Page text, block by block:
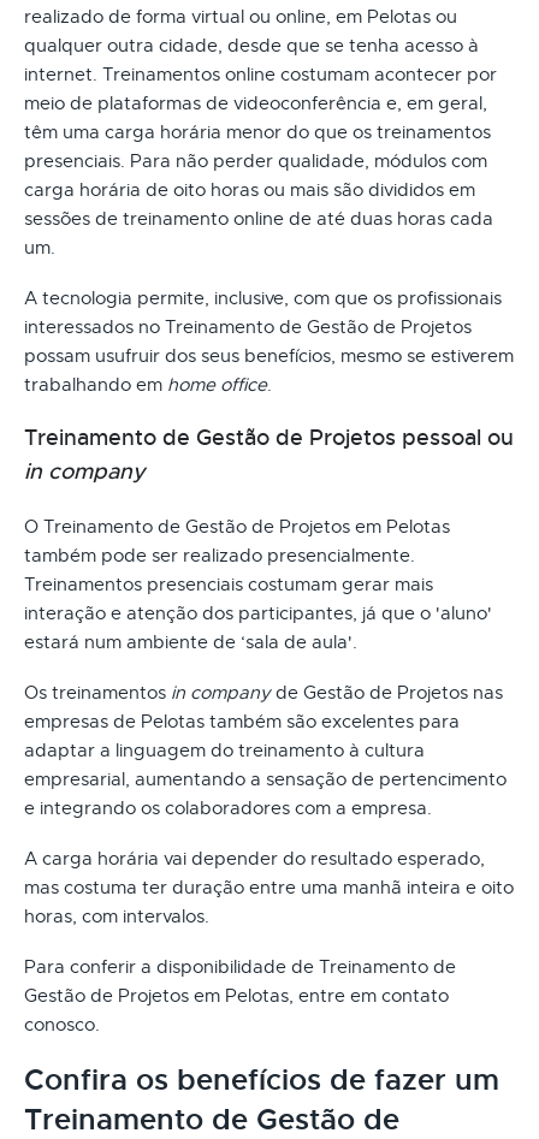
realizado de forma virtual ou online, em Pelotas ou
qualquer outra cidade, desde que se tenha acesso à
internet. Treinamentos online costumam acontecer por
meio de plataformas de videoconferência e, em geral,
têm uma carga horária menor do que os treinamentos
presenciais. Para não perder qualidade, módulos com
carga horária de oito horas ou mais são divididos em
sessões de treinamento online de até duas horas cada
um.
A tecnologia permite, inclusive, com que os profissionais
interessados no Treinamento de Gestão de Projetos
possam usufruir dos seus benefícios, mesmo se estiverem
trabalhando em home office.
Treinamento de Gestão de Projetos pessoal ou
in company
O Treinamento de Gestão de Projetos em Pelotas
também pode ser realizado presencialmente.
Treinamentos presenciais costumam gerar mais
interação e atenção dos participantes, já que o 'aluno'
estará num ambiente de ‘sala de aula'.
Os treinamentos in companyde Gestão de Projetos nas
empresas de Pelotas também são excelentes para
adaptar a linguagem do treinamento à cultura
empresarial, aumentando a sensação de pertencimento
e integrando os colaboradores com a empresa.
A carga horária vai depender do resultado esperado,
mas costuma ter duração entre uma manhã inteira e oito
horas, com intervalos.
Para conferir a disponibilidade de Treinamento de
Gestão de Projetos em Pelotas, entre em contato
conosco.
Confira os benefícios de fazer um
Treinamento de Gestão de